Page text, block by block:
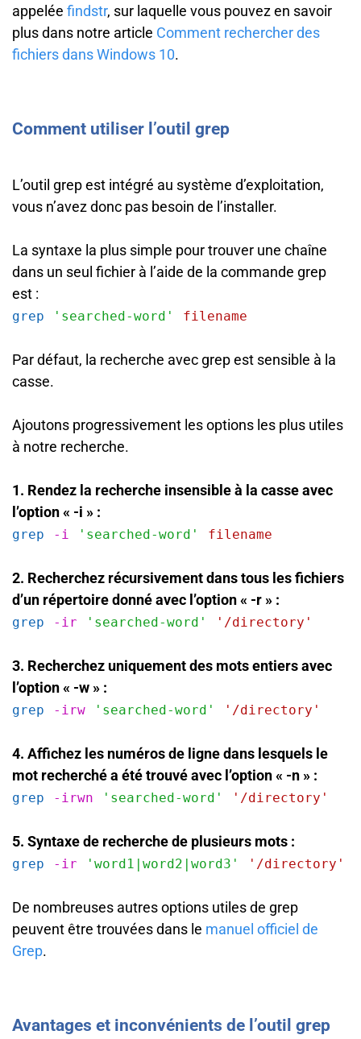
appelée findstr, sur laquelle vous pouvez en savoir
plus dans notre article Comment rechercher des
fichiers dans Windows 10.
Comment utiliser l’outil grep
L’outil grep est intégré au système d’exploitation,
vous n’avez donc pas besoin de l’installer.
La syntaxe la plus simple pour trouver une chaîne
dans un seul fichier à l’aide de la commande grep
est :
grep 'searched-word' filename
Par défaut, la recherche avec grep est sensible à la
casse.
Ajoutons progressivement les options les plus utiles
à notre recherche.
1. Rendez la recherche insensible à la casse avec
l’option « -i » :
grep -i 'searched-word' filename
2. Recherchez récursivement dans tous les fichiers
d’un répertoire donné avec l’option « -r » :
grep -ir 'searched-word' '/directory'
3. Recherchez uniquement des mots entiers avec
l’option « -w » :
grep -irw 'searched-word' '/directory'
4. Affichez les numéros de ligne dans lesquels le
mot recherché a été trouvé avec l’option « -n » :
grep -irwn 'searched-word' '/directory'
5. Syntaxe de recherche de plusieurs mots :
grep -ir 'word1|word2|word3' '/directory'
De nombreuses autres options utiles de grep
peuvent être trouvées dans le manuel officiel de
Grep.
Avantages et inconvénients de l’outil grep